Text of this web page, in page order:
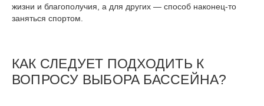
жизни и благополучия, а для других — способ наконец-то
заняться спортом.
КАК СЛЕДУЕТ ПОДХОДИТЬ К
ВОПРОСУ ВЫБОРА БАССЕЙНА?